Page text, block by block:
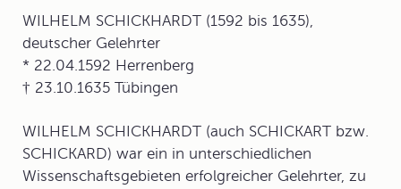
WILHELM SCHICKHARDT (1592 bis 1635),
deutscher Gelehrter
* 22.04.1592 Herrenberg
† 23.10.1635 Tübingen
WILHELM SCHICKHARDT (auch SCHICKART bzw.
SCHICKARD) war ein in unterschiedlichen
Wissenschaftsgebieten erfolgreicher Gelehrter, zu